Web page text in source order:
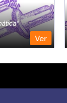
Ver